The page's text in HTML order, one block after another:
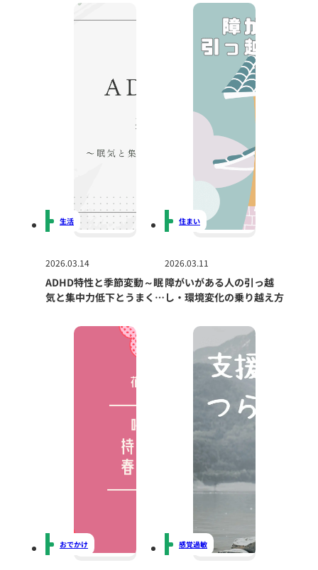
2026.03.14
ADHD特性と季節変動～眠
気と集中力低下とうまく付
生活
2026.03.11
障がいがある人の引っ越
し・環境変化の乗り越え方
住まい
おでかけ 感覚過敏